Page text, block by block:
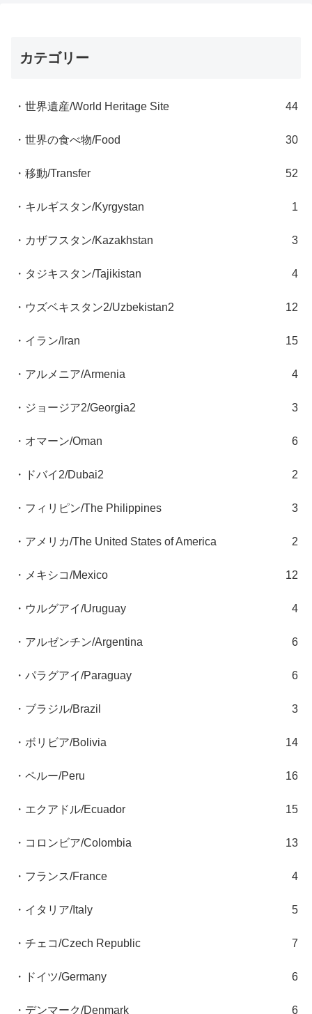
カテゴリー
・世界遺産/World Heritage Site 44
・世界の食べ物/Food 30
・移動/Transfer 52
・キルギスタン/Kyrgystan 1
・カザフスタン/Kazakhstan 3
・タジキスタン/Tajikistan 4
・ウズベキスタン2/Uzbekistan2 12
・イラン/Iran 15
・アルメニア/Armenia 4
・ジョージア2/Georgia2 3
・オマーン/Oman 6
・ドバイ2/Dubai2 2
・フィリピン/The Philippines 3
・アメリカ/The United States of America 2
・メキシコ/Mexico 12
・ウルグアイ/Uruguay 4
・アルゼンチン/Argentina 6
・パラグアイ/Paraguay 6
・ブラジル/Brazil 3
・ボリビア/Bolivia 14
・ペルー/Peru 16
・エクアドル/Ecuador 15
・コロンビア/Colombia 13
・フランス/France 4
・イタリア/Italy 5
・チェコ/Czech Republic 7
・ドイツ/Germany 6
・デンマーク/Denmark 6